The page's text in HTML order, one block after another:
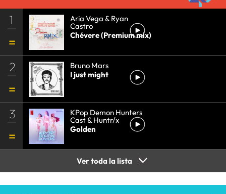
1 Aria Vega & Ryan
Castro
Chévere (Premium mix)
2
Bruno Mars
I just might
3 KPop Demon Hunters
Cast & Huntr/x
Golden
Ver toda la lista